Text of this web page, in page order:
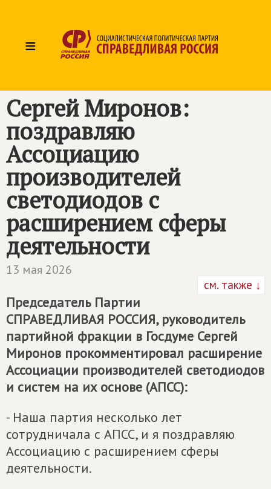
≡
Сергей Миронов:
поздравляю
Ассоциацию
производителей
светодиодов с
расширением сферы
деятельности
13 мая 2026
см. также ↓
Председатель Партии
СПРАВЕДЛИВАЯ РОССИЯ, руководитель
партийной фракции в Госдуме Сергей
Миронов прокомментировал расширение
Ассоциации производителей светодиодов
и систем на их основе (АПСС):
- Наша партия несколько лет
сотрудничала с АПСС, и я поздравляю
Ассоциацию с расширением сферы
деятельности.